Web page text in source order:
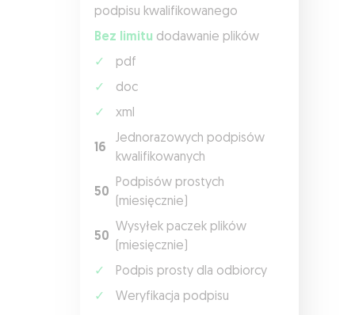
podpisu kwalifikowanego
Bez limitu dodawanie plików
✓
pdf
✓
doc
✓
xml
16
Jednorazowych podpisów
kwalifikowanych
50
Podpisów prostych
(miesięcznie)
50
Wysyłek paczek plików
(miesięcznie)
✓
Podpis prosty dla odbiorcy
✓
Weryfikacja podpisu